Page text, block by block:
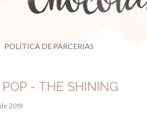
POLÍTICA DE PARCERIAS
- THE SHINING
2019